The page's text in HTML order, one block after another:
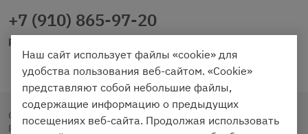
+7 (910) 865-97-20
prazdnichniy40@palmi.ru
Copyright © 2020 - 2026. Праздничный Стол.
Разработка и продвижение - Vegas Studio
Наш сайт использует файлы «cookie» для
удобства пользования веб-сайтом. «Cookie»
представляют собой небольшие файлы,
содержащие информацию о предыдущих
посещениях веб-сайта. Продолжая использовать